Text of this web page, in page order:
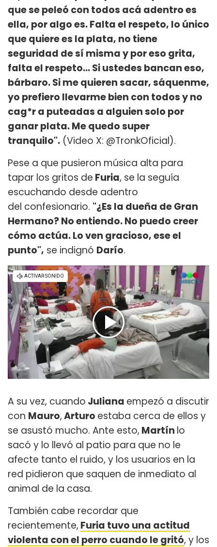
que se peleó con todos acá adentro es
ella, por algo es. Falta el respeto, lo único
que quiere es la plata, no tiene
seguridad de sí misma y por eso grita,
falta el respeto... Si ustedes bancan eso,
bárbaro. Si me quieren sacar, sáquenme,
yo prefiero llevarme bien con todos y no
cag*r a puteadas a alguien solo por
ganar plata. Me quedo super
tranquilo". (Video X: @TronkOficial).
Pese a que pusieron música alta para
tapar los gritos de Furia, se la seguía
escuchando desde adentro
del confesionario. "¿Es la dueña de Gran
Hermano? No entiendo. No puedo creer
cómo actúa. Lo ven gracioso, ese el
punto", se indignó Darío.
A su vez, cuando Juliana empezó a discutir
con Mauro,Arturo estaba cerca de ellos y
se asustó mucho. Ante esto, Martín lo
sacó y lo llevó al patio para que no le
afecte tanto el ruido, y los usuarios en la
red pidieron que saquen de inmediato al
animal de la casa.
También cabe recordar que
recientemente, Furia tuvo una actitud
violenta con el perro cuando le gritó, y los